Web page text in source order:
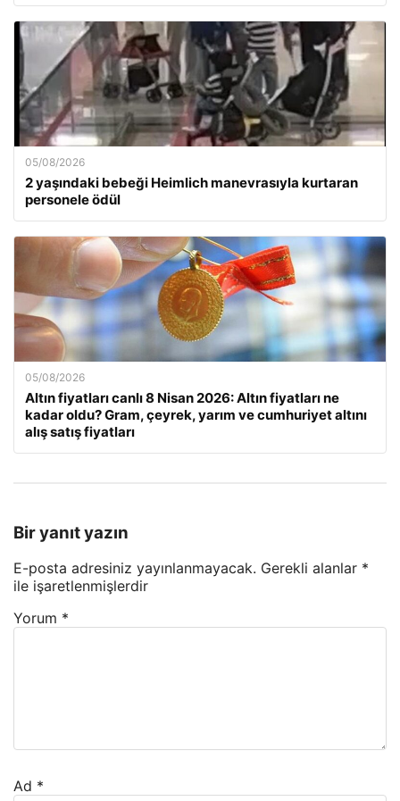
05/08/2026
2 yaşındaki bebeği Heimlich manevrasıyla kurtaran
personele ödül
05/08/2026
Altın fiyatları canlı 8 Nisan 2026: Altın fiyatları ne
kadar oldu? Gram, çeyrek, yarım ve cumhuriyet altını
alış satış fiyatları
Bir yanıt yazın
E-posta adresiniz yayınlanmayacak. Gerekli alanlar *
ile işaretlenmişlerdir
Yorum *
Ad *